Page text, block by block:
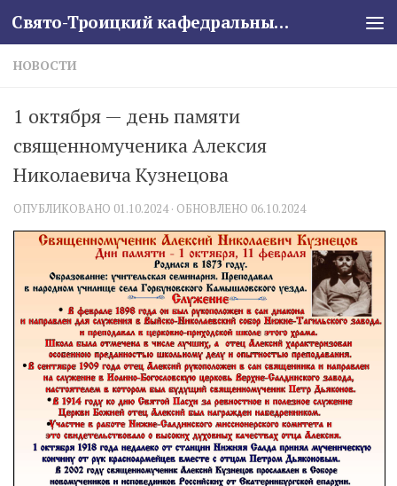
Skip to content Свято-Троицкий кафедральный собор
НОВОСТИ
1 октября — день памяти
священномученика Алексия
Николаевича Кузнецова
ОПУБЛИКОВАНО 01.10.2024· ОБНОВЛЕНО 06.10.2024